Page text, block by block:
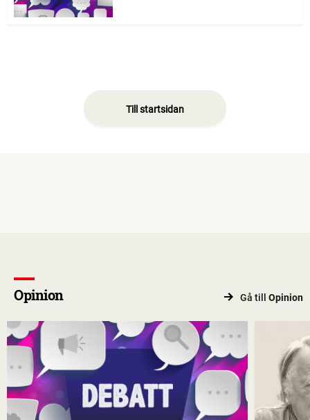
Till startsidan
Opinion Gå till Opinion